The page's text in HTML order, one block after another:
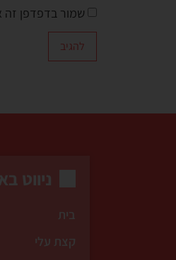
שמור בדפדפן
ניווט
בית
קצת עלי